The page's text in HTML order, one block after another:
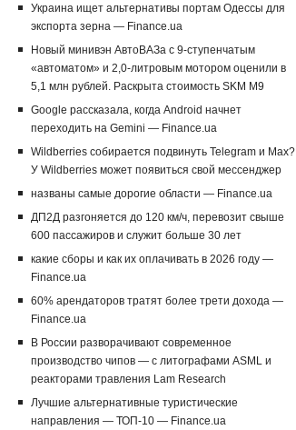
Украина ищет альтернативы портам Одессы для
экспорта зерна — Finance.ua
Новый минивэн АвтоВАЗа с 9-ступенчатым
«автоматом» и 2,0-литровым мотором оценили в
5,1 млн рублей. Раскрыта стоимость SKM M9
Google рассказала, когда Android начнет
переходить на Gemini — Finance.ua
Wildberries собирается подвинуть Telegram и Max?
У Wildberries может появиться свой мессенджер
названы самые дорогие области — Finance.ua
ДП2Д разгоняется до 120 км/ч, перевозит свыше
600 пассажиров и служит больше 30 лет
какие сборы и как их оплачивать в 2026 году —
Finance.ua
60% арендаторов тратят более трети дохода —
Finance.ua
В России разворачивают современное
производство чипов — с литографами ASML и
реакторами травления Lam Research
Лучшие альтернативные туристические
направления — ТОП-10 — Finance.ua